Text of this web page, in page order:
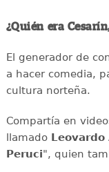
¿Quién era
El generador de
a hacer comedia,
cultura norteña.
Compartía en
llamadoLeovardo
Peruci", quien